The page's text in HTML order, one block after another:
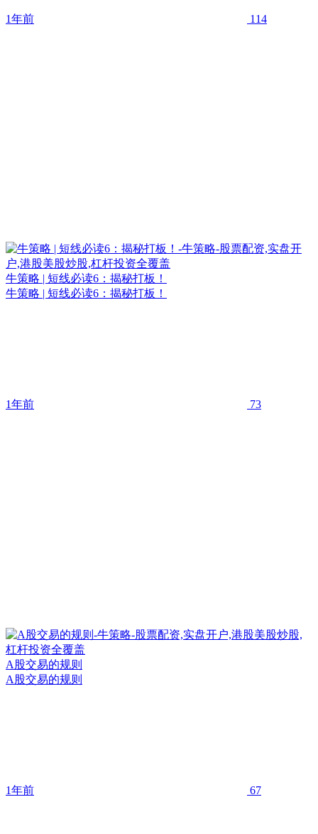
1年前 114
牛策略 | 短线必读6：揭秘打板！
牛策略 | 短线必读6：揭秘打板！
1年前 73
A股交易的规则
A股交易的规则
1年前 67